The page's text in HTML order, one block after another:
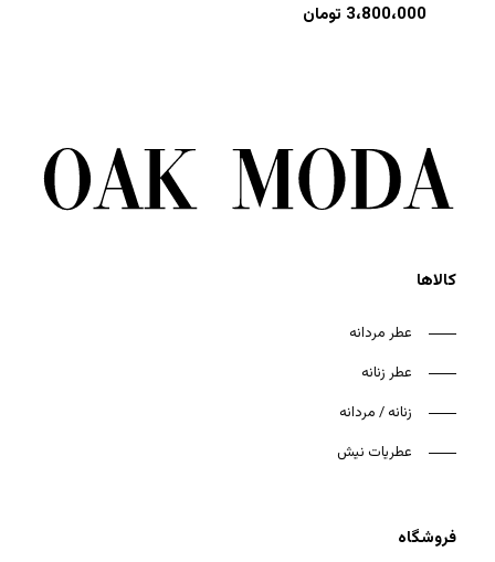
3،800،000 تومان
کالاها
عطر مردانه
عطر زنانه
زنانه / مردانه
عطریات نیش
فروشگاه